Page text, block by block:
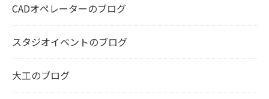
CADオペレーターのブログ
スタジオイベントのブログ
大工のブログ